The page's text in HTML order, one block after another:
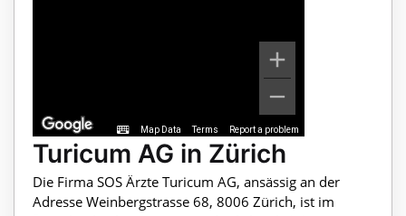
Map Data Terms Report a problem
Turicum AG in Zürich
Die Firma SOS Ärzte Turicum AG, ansässig an der
Adresse Weinbergstrasse 68, 8006 Zürich, ist im